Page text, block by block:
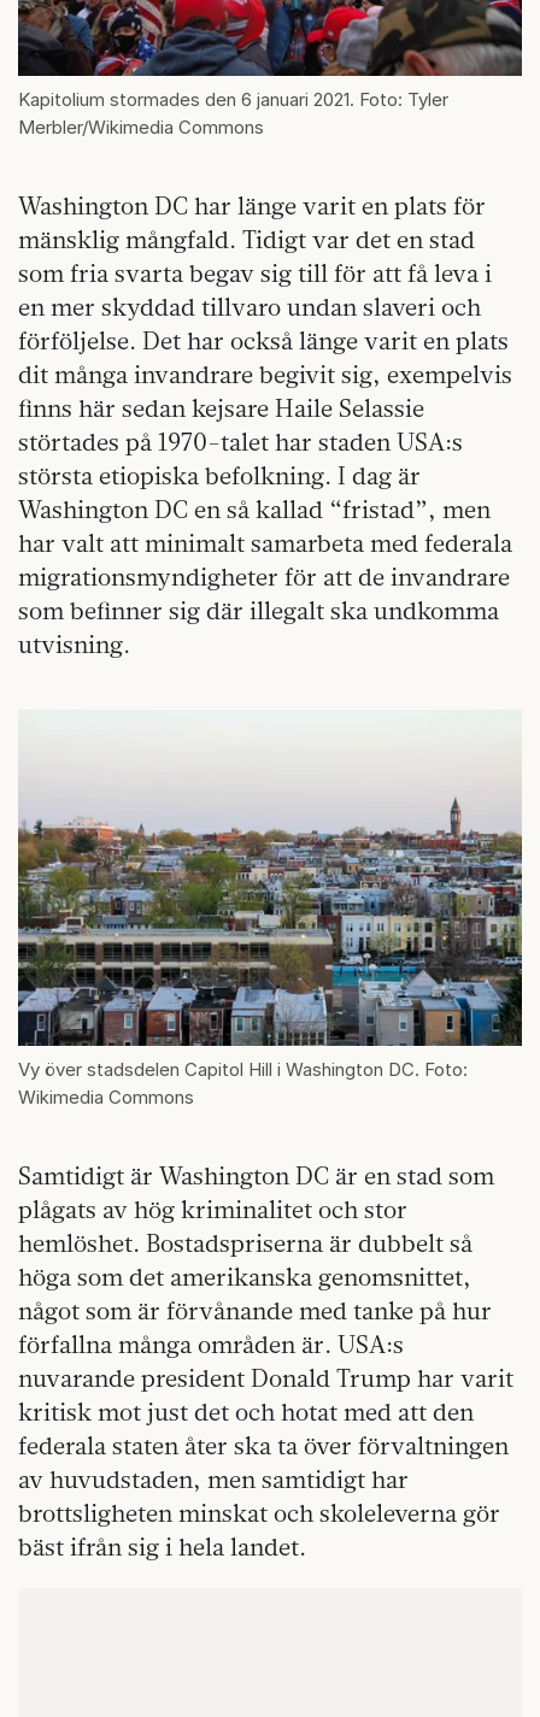
Kapitolium stormades den 6 januari 2021. Foto: Tyler
Merbler/Wikimedia Commons
Washington DC har länge varit en plats för
mänsklig mångfald. Tidigt var det en stad
som fria svarta begav sig till för att få leva i
en mer skyddad tillvaro undan slaveri och
förföljelse. Det har också länge varit en plats
dit många invandrare begivit sig, exempelvis
finns här sedan kejsare Haile Selassie
störtades på 1970-talet har staden USA:s
största etiopiska befolkning. I dag är
Washington DC en så kallad “fristad”, men
har valt att minimalt samarbeta med federala
migrationsmyndigheter för att de invandrare
som befinner sig där illegalt ska undkomma
utvisning.
Vy över stadsdelen Capitol Hill i Washington DC. Foto:
Wikimedia Commons
Samtidigt är Washington DC är en stad som
plågats av hög kriminalitet och stor
hemlöshet. Bostadspriserna är dubbelt så
höga som det amerikanska genomsnittet,
något som är förvånande med tanke på hur
förfallna många områden är. USA:s
nuvarande president Donald Trump har varit
kritisk mot just det och hotat med att den
federala staten åter ska ta över förvaltningen
av huvudstaden, men samtidigt har
brottsligheten minskat och skoleleverna gör
bäst ifrån sig i hela landet.